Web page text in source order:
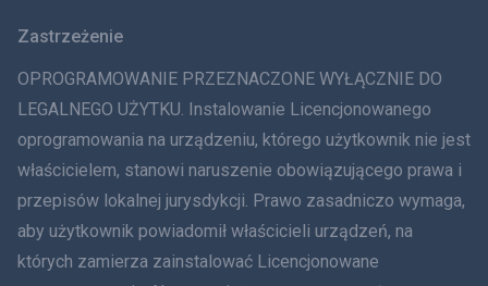
ภาษาไทย
简体中文
Dania
हिंदी
Holenderski
Zastrzeżenie
OPROGRAMOWANIE PRZEZNACZONE WYŁĄCZNIE DO
LEGALNEGO UŻYTKU. Instalowanie Licencjonowanego
oprogramowania na urządzeniu, którego użytkownik nie jest
właścicielem, stanowi naruszenie obowiązującego prawa i
przepisów lokalnej jurysdykcji. Prawo zasadniczo wymaga,
aby użytkownik powiadomił właścicieli urządzeń, na
których zamierza zainstalować Licencjonowane